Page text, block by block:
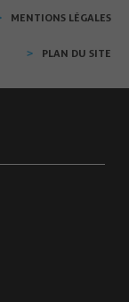
MENTIONS LÉGALES
PLAN DU SITE